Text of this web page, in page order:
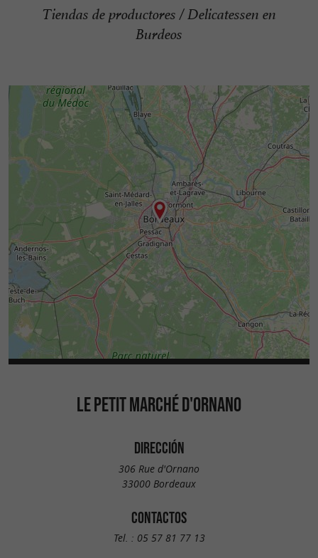
Tiendas de productores / Delicatessen en
Burdeos
LE PETIT MARCHÉ D'ORNANO
DIRECCIÓN
306 Rue d'Ornano
33000 Bordeaux
CONTACTOS
Tel. : 05 57 81 77 13